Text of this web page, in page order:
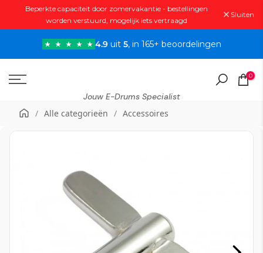
Doorgaan
naar
Beperkte capaciteit door zomervakantie - bestellingen
worden verstuurd, mogelijk iets vertraagd
Sluiten
4.9uit 5, in 165+ beoordelingen
Jouw E-Drums Specialist
0
/ Alle categorieën / Accessoires